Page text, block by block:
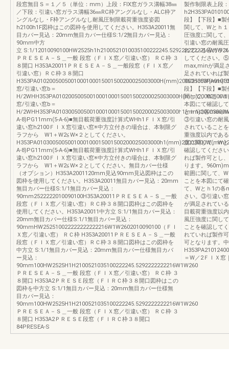
段窓無目Ｓ＝１／５（単位：mm）上段：FIX窓ガラス溝幅38㎜
／下段：引違い窓ガラス溝幅36㎜RC枠アングルなし・ALC枠ア
ングルなし・F枠アングルなし耐風圧制限載荷重強度姿図
h2100h1F図枠はこの図枠を使用してください。H353A20011無
目カバー見込：20mm無目カバー仕様S:1/2無目カバー見込：
90mm中方
立 S:1/
ＰＲＥＳＥＡ－Ｓ＿一般 段窓（ＦＩＸ窓／引違い窓） ＲＣ枠 ３
８開口 H353A20011ＰＲＥＳＥＡ－Ｓ＿一般段窓（ＦＩＸ窓／
引違い窓）ＲＣ枠３８開口
窓/引違い窓b＝
H/
窓/引違い窓b＝
H/
A-8)PG11mm(5-A-6)■無目載荷重強度計算式WHh1ＦＩＸ窓/引
違い窓h2100ＦＩＸ窓引違い窓※中方立付きの場合は、本制限グ
ラフから W1＋W2≦W×２としてください。
A-8)PG11mm(5-A-6)■無目載荷重強度計算式WHh1ＦＩＸ窓/引
違い窓h2100ＦＩＸ窓引違い窓※中方立付きの場合は、本制限グ
ラフから W1＋W2≦W×２としてください。無目カバー仕様
（オプション）H353A2001120mm見込90mm見込図枠はこの
図枠を使用してください。H353A20011無目カバー見込：20mm
無目カバー仕様S:1/1無目カバー見込：
90mm2522222010090100H353A20011ＰＲＥＳＥＡ－Ｓ＿一般
段窓（ＦＩＸ窓／引違い窓）ＲＣ枠３８開口図枠はこの図枠を
使用してください。H353A20011中方立 S:1/1無目カバー見込：
20mm無目カバー仕様S:1/1無目カバー見込：
90mmHW252510022222222222216W1W2602010090100（ＦＩ
Ｘ窓／引違い窓） ＲＣ枠 H353A20011ＰＲＥＳＥＡ－Ｓ＿一般
段窓（ＦＩＸ窓／引違い窓）ＲＣ枠３８開口図枠はこの図枠を
中方立 S:1/1無目カバー見込：20mm無目カバー仕様無目カバ
ー見込：
90mm100HW2525H1H2100521035100222245.5292222222216W1W260
ＰＲＥＳＥＡ－Ｓ＿一般 段窓（ＦＩＸ窓／引違い窓） ＲＣ枠 ３
８開口 H353A2ＰＲＥＳＥ段窓（ＦＩＲＣ枠３８開口図枠はこの
図枠を中方立 S:1/1無目カバー見込：20mm無目カバー仕様無
目カバー見込：
90mm100HW2525H1H2100521035100222245.5292222222216W1W260
ＰＲＥＳＥＡ－Ｓ＿一般 段窓（ＦＩＸ窓／引違い窓） ＲＣ枠 ３
８開口 H353A2ＰＲＥＳＥ段窓（ＦＩＲＣ枠３８開口
84PRESEA-S
製作制限表上段
段】【下段】■
関して、Wとｈ
圧強度に関して
引違い窓の耐風
れている④ガラ
してください。
max,minが満足
足されていれば
段】【下段】■
関して、Wとｈ
本図にて確認し
とｈ1の各
③引違い窓の耐
されていること
重強度以内であ
度に関して、W
確認してくださ
れば製作可とし
ります。
範囲に関して、
ことを本図にて
て、Wとｈ1の各
さい。③引違い
が満足されてい
目載荷重強度以
風圧強度に関し
ことを確認し
れていれば製作
可となります。
＝W／2ＦＩＸ窓